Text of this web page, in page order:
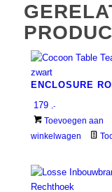
ENCLOSURE
179 ,-
Toevoegen aan
winkelwagen